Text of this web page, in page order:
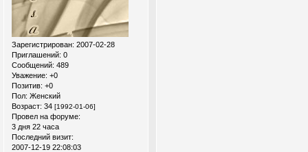
Зарегистрирован: 2007-02-28
Приглашений: 0
Сообщений: 489
Уважение: +0
Позитив: +0
Пол: Женский
Возраст: 34 [1992-01-06]
Провел на форуме:
3 дня 22 часа
Последний визит:
2007-12-19 22:08:03